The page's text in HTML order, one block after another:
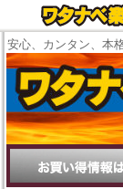
安心、カンタン、本